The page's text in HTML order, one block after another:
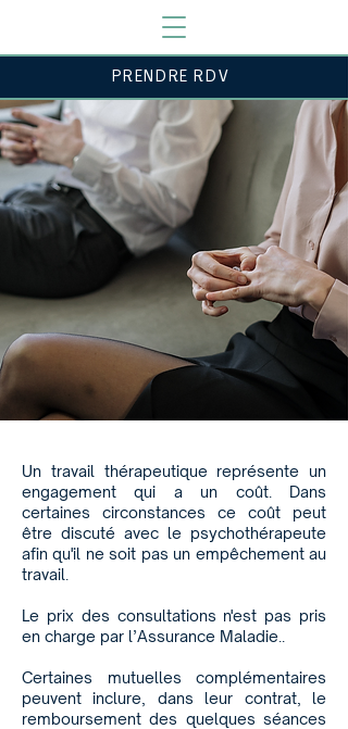
PRENDRE RDV
Un travail thérapeutique représente un
engagement qui a un coût. Dans
certaines circonstances ce coût peut
être discuté avec le psychothérapeute
afin qu'il ne soit pas un empêchement au
travail.
Le prix des consultations n'est pas pris
en charge par l’Assurance Maladie..
Certaines mutuelles complémentaires
peuvent inclure, dans leur contrat, le
remboursement des quelques séances